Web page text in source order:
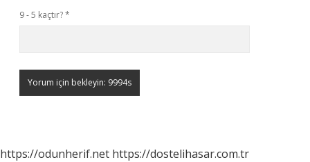
9 - 5 kaçtır?*
https://odunherif.net https://dostelihasar.com.tr